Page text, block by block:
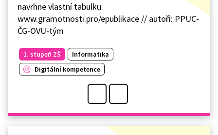
navrhne vlastní tabulku.
www.gramotnosti.pro/epublikace // autoři: PPUC-
ČG-OVU-tým
1. stupeň ZŠ
Informatika
Digitální kompetence